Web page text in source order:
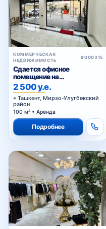
КОММЕРЧЕСКАЯ
НЕДВИЖИМОСТЬ
#000315
Сдается офисное
помещение на
Циолковском
2 500 у.е.
Ташкент, Мирзо-Улугбекский
район
100 м² • Аренда
Подробнее